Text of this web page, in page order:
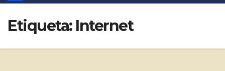
Etiqueta: Internet